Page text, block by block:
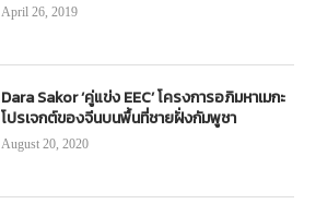
April 26, 2019
Dara Sakor ‘คู่แข่ง EEC’ โครงการอภิมหาเมกะ
โปรเจกต์ของจีนบนพื้นที่ชายฝั่งกัมพูชา
August 20, 2020